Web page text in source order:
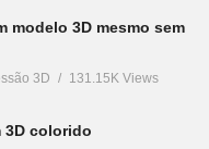
modelo 3D mesmo sem
3D 131.15K Views
3D colorido